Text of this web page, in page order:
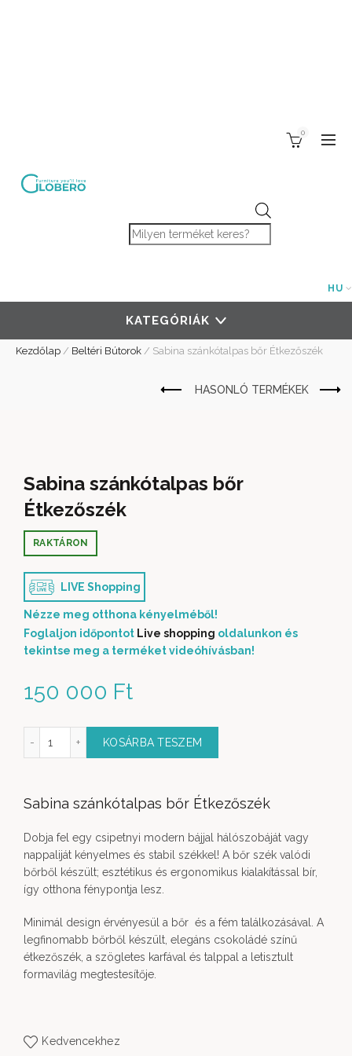
Products search
0
HU
KATEGÓRIÁK
Kezdőlap / Beltéri Bútorok / Sabina szánkótalpas bőr Étkezőszék
Sabina szánkótalpas bőr
Étkezőszék
150 000 Ft
RAKTÁRON
LIVE Shopping
Nézze meg otthona kényelméből!
Foglaljon időpontot Live shopping oldalunkon és
tekintse meg a terméket videóhívásban!
bőr Étkezőszék mennyiség
KOSÁRBA TESZEM
Sabina szánkótalpas bőr Étkezőszék
Dobja fel egy csipetnyi modern bájjal hálószobáját vagy
nappaliját kényelmes és stabil székkel! A bőr szék valódi
bőrből készült; esztétikus és ergonomikus kialakítással bír,
így otthona fénypontja lesz.
Minimál design érvényesül a bőr és a fém találkozásával. A
legfinomabb bőrből készült, elegáns csokoládé színű
étkezőszék, a szögletes karfával és talppal a letisztult
formavilág megtestesítője.
Kedvencekhez